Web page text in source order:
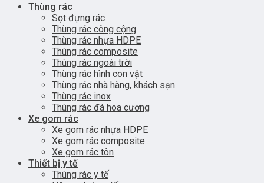
Thùng rác
Sọt đựng rác
Thùng rác công cộng
Thùng rác nhựa HDPE
Thùng rác composite
Thùng rác ngoài trời
Thùng rác hình con vật
Thùng rác nhà hàng, khách sạn
Thùng rác inox
Thùng rác đá hoa cương
Xe gom rác
Xe gom rác nhựa HDPE
Xe gom rác composite
Xe gom rác tôn
Thiết bị y tế
Thùng rác y tế